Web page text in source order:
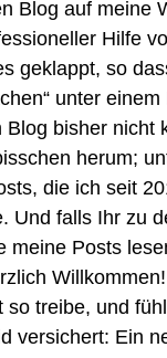
Blog auf meine
Hilfe
geklappt, so
unter
bisher nicht
herum;
die ich seit
Und falls Ihr zu
meine Posts
so treibe, und
versichert: Ein